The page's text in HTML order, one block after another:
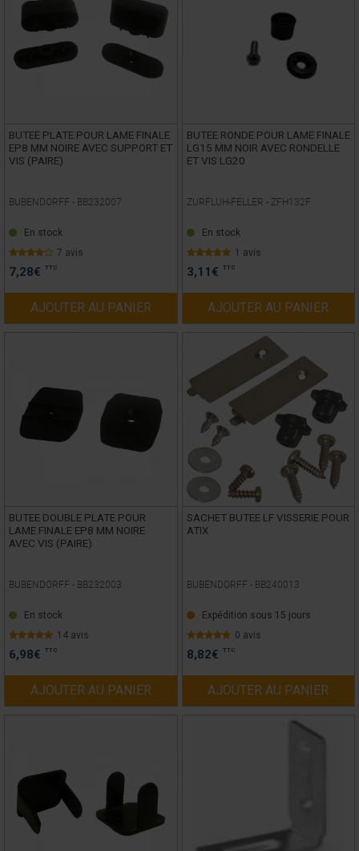
BUTEE PLATE POUR LAME FINALE
EP8 MM NOIRE AVEC SUPPORT ET
VIS (PAIRE)
BUBENDORFF - BB232007
En stock
7 avis
7,28€ TTC
AJOUTER AU PANIER
BUTEE RONDE POUR LAME FINALE
LG15 MM NOIR AVEC RONDELLE
ET VIS LG20
ZURFLUH-FELLER - ZFH132F
En stock
1 avis
3,11 € TTC
AJOUTER AU PANIER
BUTEE DOUBLE PLATE POUR
LAME FINALE EP8 MM NOIRE
AVEC VIS (PAIRE)
BUBENDORFF - BB232003
En stock
14 avis
6,98€ TTC
AJOUTER AU PANIER
SACHET BUTEE LF VISSERIE POUR
ATIX
BUBENDORFF - BB240013
Expédition sous 15 jours
0 avis
8,82€ TTC
AJOUTER AU PANIER